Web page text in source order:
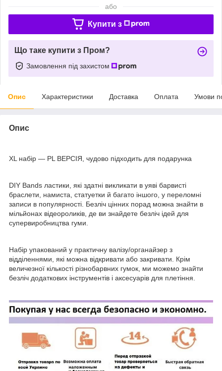
або
Купити з
Що таке купити з Пром?
Замовлення під захистом
Опис Характеристики Доставка Оплата Умови
Опис
XL набір — PL ВЕРСІЯ, чудово підходить для подарунка
DIY Bands ластики, які здатні викликати в уяві барвисті
браслети, намиста, статуетки й багато іншого, у переломні
записи в популярності. Безліч цінних порад можна знайти в
мільйонах відеороликів, де ви знайдете безліч ідей для
супервиробництва гуми.
Набір упакований у практичну валізу/органайзер з
відділеннями, які можна відкривати або закривати. Крім
величезної кількості різнобарвних гумок, ми можемо знайти
безліч додаткових інструментів і аксесуарів для плетіння.